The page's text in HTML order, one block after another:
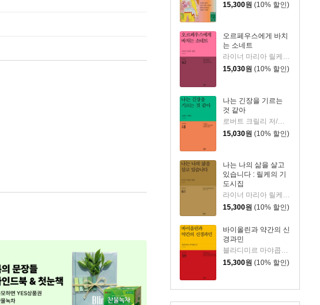
15,300원 (10% 할인)
오르페우스에게 바치
는 소네트
라이너 마리아 릴케 저/김재혁 역
15,030원 (10% 할인)
나는 긴장을 기르는
것 같아
로버트 크릴리 저/정은귀 역
15,030원 (10% 할인)
나는 나의 삶을 살고
있습니다 : 릴케의 기
도시집
라이너 마리아 릴케 저/김재혁 역
15,300원 (10% 할인)
바이올린과 약간의 신
경과민
15,300원 (10% 할인)